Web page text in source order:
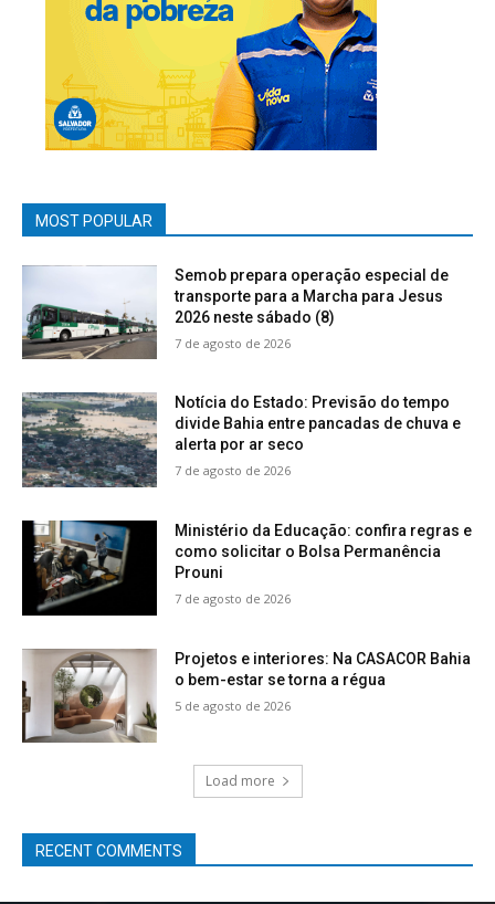
MOST POPULAR
Semob prepara operação especial de
transporte para a Marcha para Jesus
2026 neste sábado (8)
7 de agosto de 2026
Notícia do Estado: Previsão do tempo
divide Bahia entre pancadas de chuva e
alerta por ar seco
7 de agosto de 2026
Ministério da Educação: confira regras e
como solicitar o Bolsa Permanência
Prouni
7 de agosto de 2026
Projetos e interiores: Na CASACOR Bahia
o bem-estar se torna a régua
5 de agosto de 2026
Load more
RECENT COMMENTS